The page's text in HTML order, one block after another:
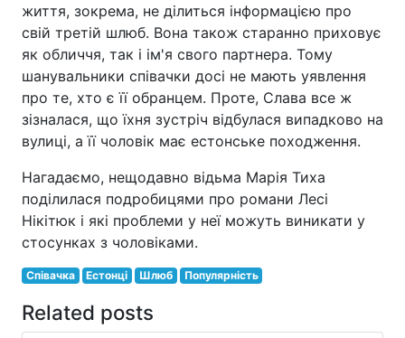
життя, зокрема, не ділиться інформацією про
свій третій шлюб. Вона також старанно приховує
як обличчя, так і ім'я свого партнера. Тому
шанувальники співачки досі не мають уявлення
про те, хто є її обранцем. Проте, Слава все ж
зізналася, що їхня зустріч відбулася випадково на
вулиці, а її чоловік має естонське походження.
Нагадаємо, нещодавно відьма Марія Тиха
поділилася подробицями про романи Лесі
Нікітюк і які проблеми у неї можуть виникати у
стосунках з чоловіками.
Співачка Естонці Шлюб Популярність
Related posts